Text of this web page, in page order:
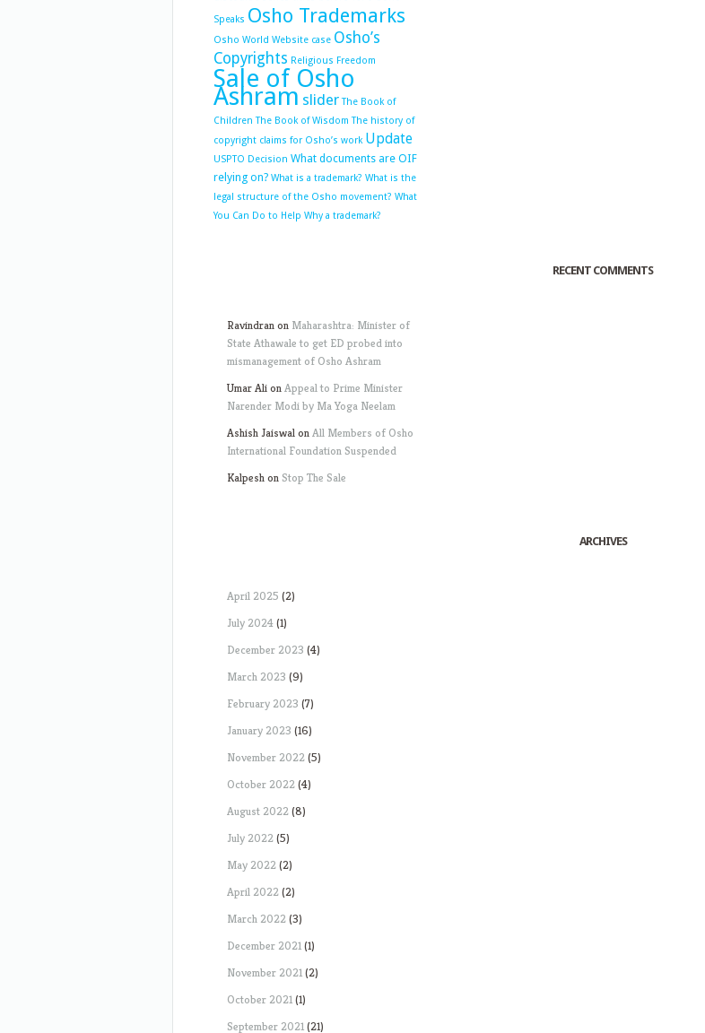
Speaks Osho Trademarks
Osho World Website case Osho’s
Copyrights Religious Freedom
Sale of Osho
Ashram slider The Book of
Children The Book of Wisdom The history of
copyright claims for Osho’s work Update
USPTO Decision What documents are OIF
relying on? What is a trademark? What is the
legal structure of the Osho movement? What
You Can Do to Help Why a trademark?
RECENT COMMENTS
Ravindranon Maharashtra: Minister of
State Athawale to get ED probed into
mismanagement of Osho Ashram
Umar AlionAppeal to Prime Minister
Narender Modi by Ma Yoga Neelam
Ashish JaiswalonAll Members of Osho
International Foundation Suspended
Kalpeshon Stop The Sale
ARCHIVES
April 2025 (2)
July 2024(1)
December 2023 (4)
March 2023 (9)
February 2023 (7)
January 2023 (16)
November 2022(5)
October 2022(4)
August 2022(8)
July 2022(5)
May 2022(2)
April 2022(2)
March 2022(3)
December 2021(1)
November 2021(2)
October 2021(1)
September 2021(21)